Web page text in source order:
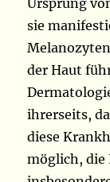
Ursprung
sie
der Haut
ihrerseits,
diese
möglich, die